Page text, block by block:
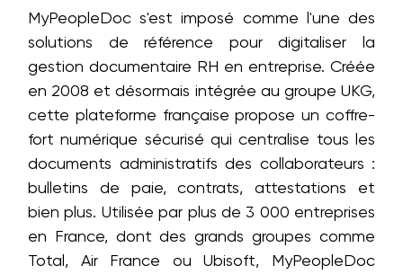
MyPeopleDoc s'est imposé comme l'une des
solutions de référence pour digitaliser la
gestion documentaire RH en entreprise. Créée
en 2008 et désormais intégrée au groupe UKG,
cette plateforme française propose un coffre-
fort numérique sécurisé qui centralise tous les
documents administratifs des collaborateurs :
bulletins de paie, contrats, attestations et
bien plus. Utilisée par plus de 3 000 entreprises
en France, dont des grands groupes comme
Total, Air France ou Ubisoft, MyPeopleDoc